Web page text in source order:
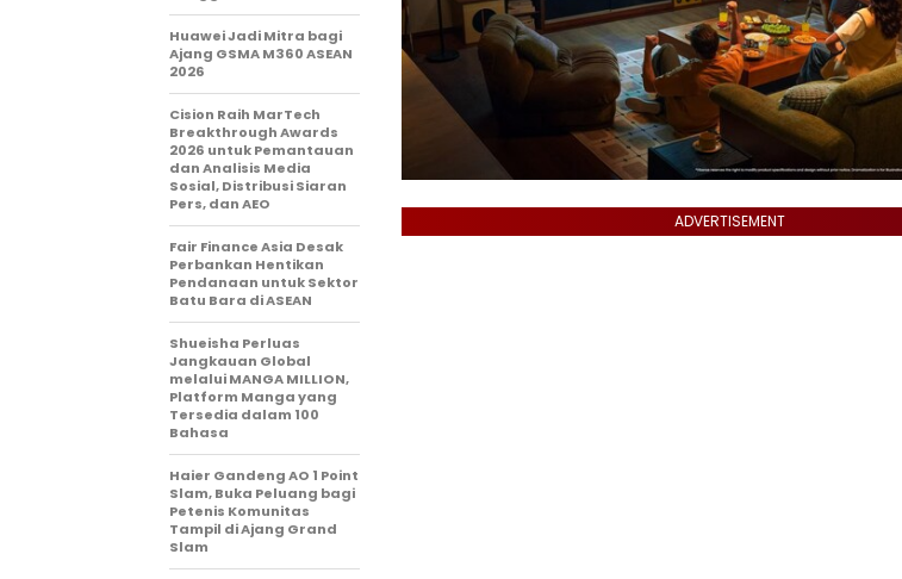
ADVERTISEMENT
Huawei Jadi Mitra bagi
Ajang GSMA M360 ASEAN
2026
Cision Raih MarTech
Breakthrough Awards
2026 untuk Pemantauan
dan Analisis Media
Sosial, Distribusi Siaran
Pers, dan AEO
Fair Finance Asia Desak
Perbankan Hentikan
Pendanaan untuk Sektor
Batu Bara di ASEAN
Shueisha Perluas
Jangkauan Global
melalui MANGA MILLION,
Platform Manga yang
Tersedia dalam 100
Bahasa
Haier Gandeng AO 1 Point
Slam, Buka Peluang bagi
Petenis Komunitas
Tampil di Ajang Grand
Slam